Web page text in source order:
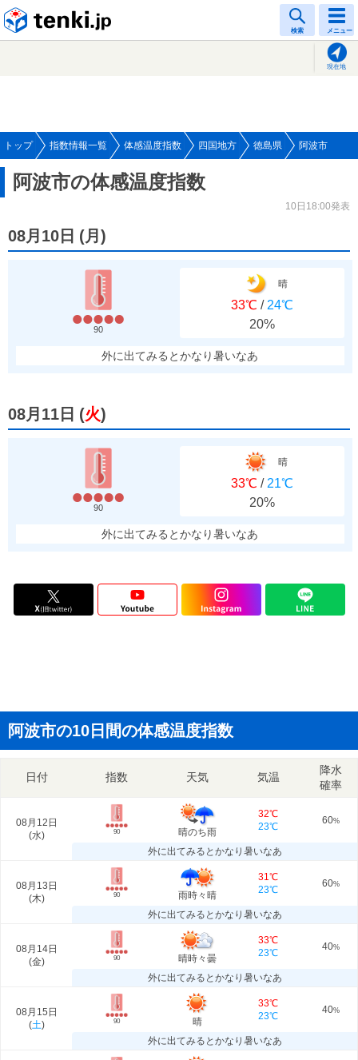
検索 メニュー
現在地
トップ 指数情報一覧 体感温度指数 四国地方 徳島県 阿波市
阿波市の体感温度指数
10日18:00発表
08月10日 (月 )
90
晴
33℃ / 24℃
20%
外に出てみるとかなり暑いなあ
08月11日 (火)
90
晴
33℃ / 21℃
20%
外に出てみるとかなり暑いなあ
阿波市の10日間の体感温度指数
日付 指数 天気 気温
降水
確率
08月12日
(水) 90 晴のち雨
32℃
23℃
60%
外に出てみるとかなり暑いなあ
08月13日
(木) 90 雨時々晴
31℃
23℃
60%
外に出てみるとかなり暑いなあ
08月14日
(金) 90 晴時々曇
33℃
23℃
40%
外に出てみるとかなり暑いなあ
08月15日
(土) 90 晴
33℃
23℃
40%
外に出てみるとかなり暑いなあ